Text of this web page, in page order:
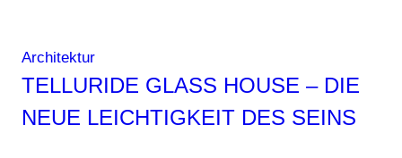
Architektur
TELLURIDE GLASS HOUSE – DIE
NEUE LEICHTIGKEIT DES SEINS